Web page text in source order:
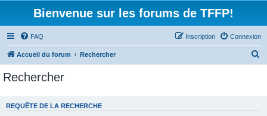
Bienvenue sur les forums de TFFP!
FAQ Connexion
Inscription
Accueil du forum Rechercher
e
Rechercher
REQUÊTE DE LA RECHERCHE